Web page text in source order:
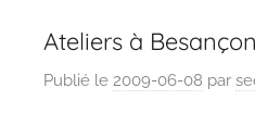
Ateliers à
Publié le 2009-06-08 par